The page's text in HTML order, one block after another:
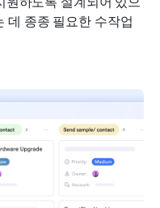
데 종종 필요한 수작업